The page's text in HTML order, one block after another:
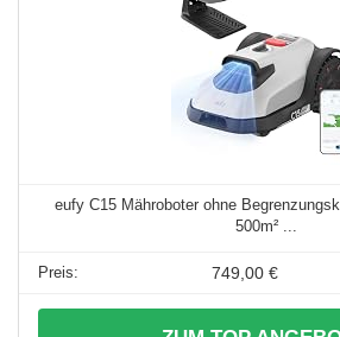
eufy C15 Mähroboter ohne
500m² ...
749,00 €